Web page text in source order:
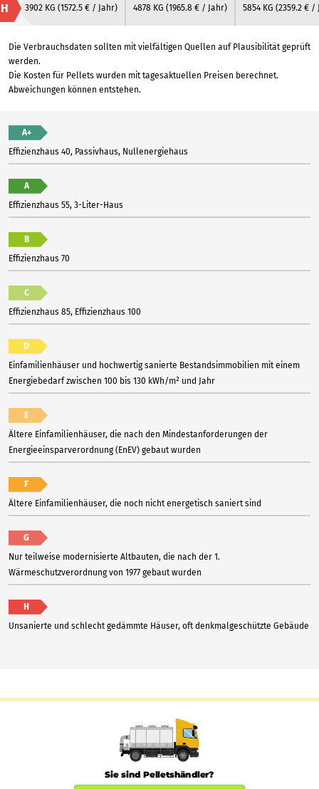
H 3902 KG (1572.5 € / Jahr) 4878 KG (1965.8 € / Jahr) 5854 KG (2359.2 € /
Die Verbrauchsdaten sollten mit vielfältigen Quellen auf Plausibilität geprüft
werden.
Die Kosten für Pellets wurden mit tagesaktuellen Preisen berechnet.
Abweichungen können entstehen.
A+
Effizienzhaus 40, Passivhaus, Nullenergiehaus
A
Effizienzhaus 55, 3-Liter-Haus
B
Effizienzhaus 70
C
Effizienzhaus 85, Effizienzhaus 100
D
Einfamilienhäuser und hochwertig sanierte Bestandsimmobilien mit einem
Energiebedarf zwischen 100 bis 130 kWh/m² und Jahr
E
Ältere Einfamilienhäuser, die nach den Mindestanforderungen der
Energieeinsparverordnung (EnEV) gebaut wurden
F
Ältere Einfamilienhäuser, die noch nicht energetisch saniert sind
G
Nur teilweise modernisierte Altbauten, die nach der 1.
Wärmeschutzverordnung von 1977 gebaut wurden
H
Unsanierte und schlecht gedämmte Häuser, oft denkmalgeschützte Gebäude
Sie sind Pelletshändler?